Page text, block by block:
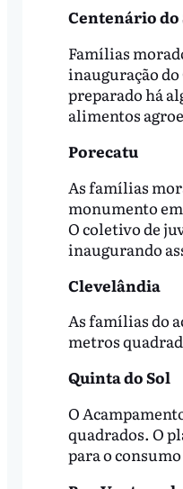
Centenário do
Famílias
inauguração
preparado há
alimentos
Porecatu
As famílias
monumento
O coletivo de
inaugurando
Clevelândia
As famílias do
metros
Quinta do Sol
O
quadrados. O
para o